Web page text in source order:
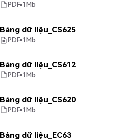
PDF 1Mb
Bảng dữ liệu_CS625
PDF 1Mb
Bảng dữ liệu_CS612
PDF 1Mb
Bảng dữ liệu_CS620
PDF 1Mb
Bảng dữ liệu_EC63